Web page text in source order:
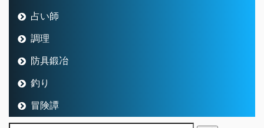
占い師
調理
防具鍛冶
釣り
冒険譚